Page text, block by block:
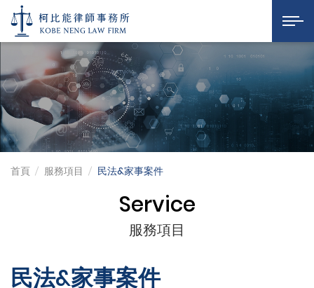
民法&家事案件
柯比能律師事務所
展開
首頁 服務項目 民法&家事案件
Service
服務項目
民法&家事案件